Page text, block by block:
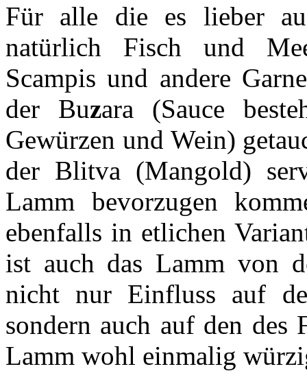
Für alle die es lieber
natürlich Fisch und
Scampis und andere
der Buzara (Sauce
Gewürzen und Wein)
der Blitva (Mangold)
Lamm bevorzugen
ebenfalls in etlichen
ist auch das Lamm von
nicht nur Einfluss auf
sondern auch auf den des
Lamm wohl einmalig